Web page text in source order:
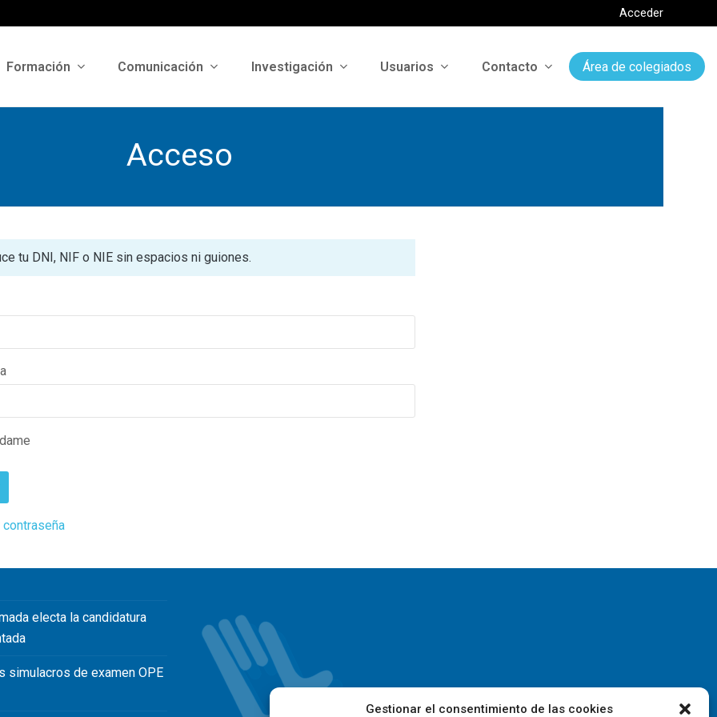
Gestionar el consentimiento de las cookies
Acceder
Formación Comunicación Investigación Usuarios Contacto Área de colegiados
Acceso
tu DNI, NIF o NIE sin espacios ni guiones.
contraseña
electa la candidatura
simulacros de examen OPE